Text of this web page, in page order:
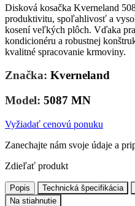
Disková kosačka Kverneland
produktivitu, spoľahlivosť a
kosení veľkých plôch. Vďaka
kondicionéru a robustnej
kvalitné spracovanie krmoviny.
Značka: Kverneland
Model: 5087 MN
Vyžiadať cenovú ponuku
Zanechajte nám svoje údaje a
Zdieľať produkt
Popis Technická špecifikácia
Na stiahnutie